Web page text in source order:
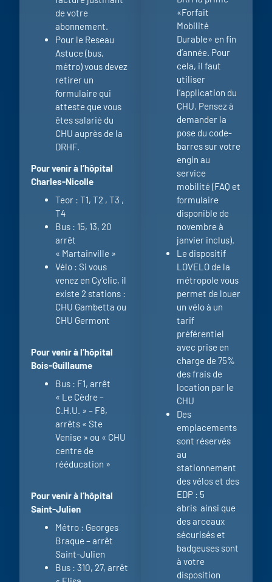
de votre
abonnement.
Pour le Reseau
Astuce (bus,
métro) vous devez
retirer un
formulaire qui
atteste que vous
êtes salarié du
CHU auprès de la
DRHF.
Pour venir à l’hôpital
Charles-Nicolle
Teor : T1, T2 , T3 ,
T4
Bus : 15, 13, 20
arrêt
« Martainville »
Vélo : Si vous
venez en Cy’clic, il
existe 2 stations :
CHU Gambetta ou
CHU Germont
Pour venir à l’hôpital
Bois-Guillaume
Bus : F1, arrêt
« Le Cèdre –
C.H.U. » – F8,
arrêts « Ste
Venise » ou « CHU
centre de
rééducation »
Pour venir à l’hôpital
Saint-Julien
Métro : Georges
Braque – arrêt
Saint-Julien
Bus : 310, 27, arrêt
«Forfait
Mobilité
Durable» en fin
d’année. Pour
cela, il faut
utiliser
l’application du
CHU. Pensez à
demander la
pose du code-
barres sur votre
engin au
service
mobilité (FAQ et
formulaire
disponible de
novembre à
janvier inclus).
Le dispositif
LOVELO de la
métropole vous
permet de louer
un vélo à un
tarif
préférentiel
avec prise en
charge de 75%
des frais de
location par le
CHU
Des
emplacements
sont réservés
au
stationnement
des vélos et des
EDP : 5
abris ainsi que
des arceaux
sécurisés et
badgeuses sont
à votre
disposition